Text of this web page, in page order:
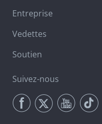
Entreprise
Vedettes
Soutien
Suivez-nous